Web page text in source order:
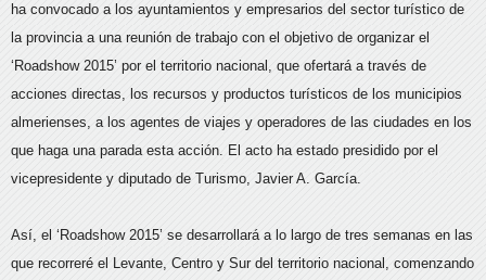
ha convocado a los ayuntamientos y empresarios del sector turístico de
la provincia a una reunión de trabajo con el objetivo de organizar el
‘Roadshow 2015’ por el territorio nacional, que ofertará a través de
acciones directas, los recursos y productos turísticos de los municipios
almerienses, a los agentes de viajes y operadores de las ciudades en los
que haga una parada esta acción. El acto ha estado presidido por el
vicepresidente y diputado de Turismo, Javier A. García.
Así, el ‘Roadshow 2015’ se desarrollará a lo largo de tres semanas en las
que recorreré el Levante, Centro y Sur del territorio nacional, comenzando